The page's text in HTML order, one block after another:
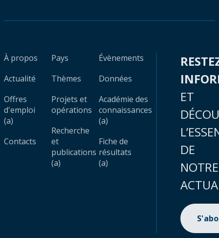
À propos
Actualité
Offres
d'emploi
(a)
Contacts
Pays
Thèmes
Projets et
opérations
Recherche
et
publications
(a)
Évènements
Données
Académie des
connaissances
(a)
Fiche de
résultats
(a)
ET
DE
NOTRE